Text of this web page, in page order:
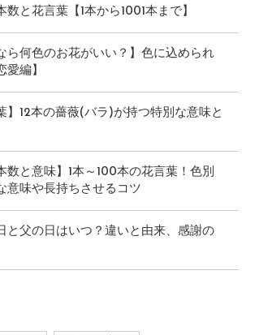
数と花言葉【1本から1001本まで】
ら何色のお花がいい？】色に込められ
愛編】
】12本の薔薇(バラ)が持つ特別な意味と
数と意味】1本～100本の花言葉！色別
意味や長持ちさせるコツ
と父の日はいつ？違いと由来、感謝の